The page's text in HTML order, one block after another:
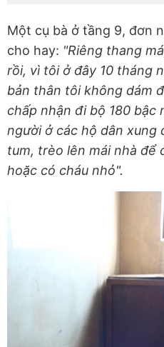
Một cụ bà ở tầng 9, đơn
cho hay: "Riêng thang
rồi, vì tôi ở đây 10 tháng
bản thân tôi không dám
chấp nhận đi bộ 180 bậc
người ở các hộ dân xung
tum, trèo lên mái nhà để
hoặc có cháu nhỏ".